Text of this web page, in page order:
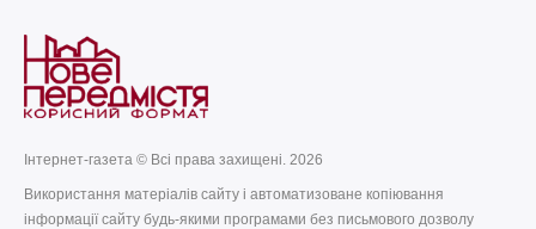
Інтернет-газета © Всі права захищені. 2026
Використання матеріалів сайту і автоматизоване копіювання
інформації сайту будь-якими програмами без письмового дозволу